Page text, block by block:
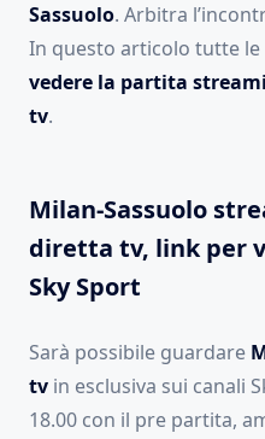
Sassuolo. Arbitra
In questo articolo tutte
vedere la partita
tv.
Milan-Sassuolo
diretta tv, link per
Sky Sport
Sarà possibile guardare
tv in esclusiva sui canali
18.00 con il pre partita,